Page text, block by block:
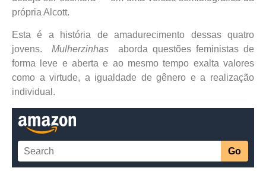
própria Alcott.
Esta é a história de amadurecimento dessas quatro
jovens.
Mulherzinhas aborda questões feministas de
forma leve e aberta e ao mesmo tempo exalta valores
como a virtude, a igualdade de gênero e a realização
individual.